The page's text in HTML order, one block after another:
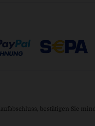
bestätigen Sie